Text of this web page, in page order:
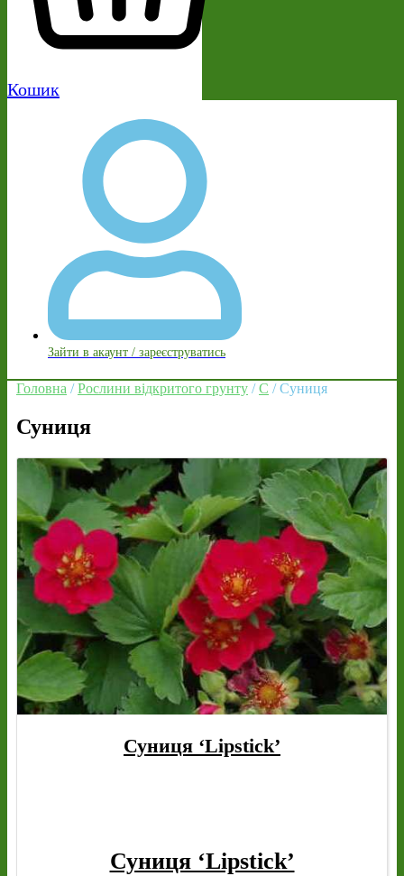
Кошик
Зайти в акаунт / зареєструватись
Головна /Рослини відкритого грунту /С / Суниця
Суниця
Суниця ‘Lipstick’
Суниця ‘Lipstick’